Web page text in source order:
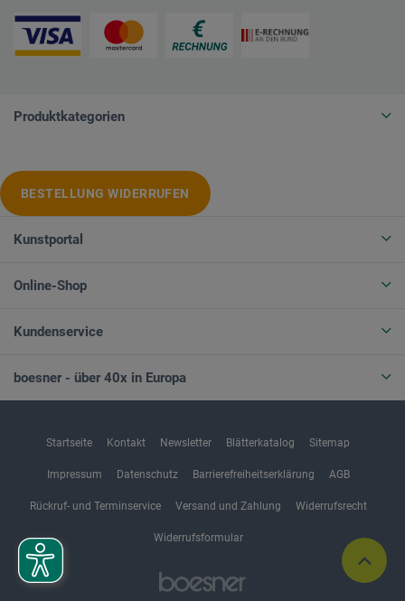
Produktkategorien
BESTELLUNG WIDERRUFEN
Kunstportal
Online-Shop
Kundenservice
boesner - über 40x in Europa
Startseite Kontakt Newsletter Blätterkatalog Sitemap
Impressum Datenschutz Barrierefreiheitserklärung AGB
Rückruf- und Terminservice Versand und Zahlung Widerrufsrecht
Widerrufsformular